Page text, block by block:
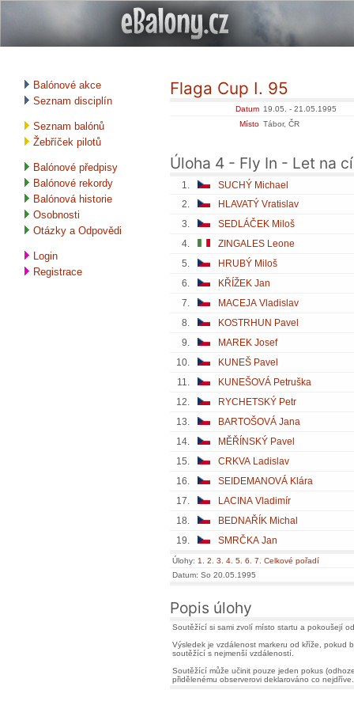
Balónové akce
Seznam disciplín
Seznam balónů
Žebříček pilotů
Balónové předpisy
Balónové rekordy
Balónová historie
Osobnosti
Otázky a Odpovědi
Login
Registrace
Flaga Cup I. 95
Datum 19.05. - 21.05.1995
Místo Tábor, ČR
Úloha 4 - Fly In - Let na
1.
SUCHÝ Michael
2.
HLAVATÝ Vratislav
3.
SEDLÁČEK Miloš
4.
ZINGALES Leone
5.
HRUBÝ Miloš
6.
KŘÍŽEK Jan
7.
MACEJA Vladislav
8.
KOSTRHUN Pavel
9.
MAREK Josef
10.
KUNEŠ Pavel
11.
KUNEŠOVÁ Petruška
12.
RYCHETSKÝ Petr
13.
BARTOŠOVÁ Jana
14.
MĚŘÍNSKÝ Pavel
15.
CRKVA Ladislav
16.
SEIDEMANOVÁ Klára
17.
LACINA Vladimír
18.
BEDNAŘÍK Michal
19.
SMRČKA Jan
Úlohy: 1. 2. 3. 4. 5. 6. 7.
Celkové pořadí
Datum: So 20.05.1995
Popis úlohy
Soutěžící si sami zvolí místo startu a pokoušejí
Výsledek je vzdálenost markeru od kříže, pokud
soutěžící s nejmenší vzdáleností.
Soutěžící může učinit pouze jeden pokus
přidělenému observerovi deklarováno co nejdříve.